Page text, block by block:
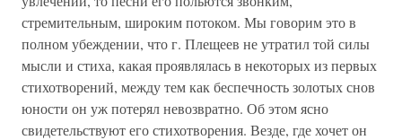
стремительным, широким потоком. Мы говорим это в
полном убеждении, что г. Плещеев не утратил той силы
мысли и стиха, какая проявлялась в некоторых из первых
стихотворений, между тем как беспечность золотых снов
юности он уж потерял невозвратно. Об этом ясно
свидетельствуют его стихотворения. Везде, где хочет он